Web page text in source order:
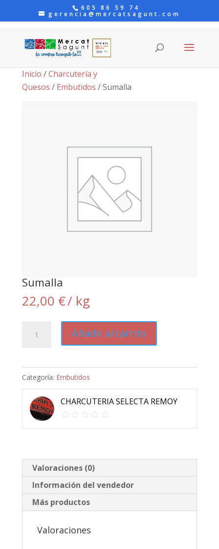
605 86 59 74
gerencia@mercatsagunt.com
Inicio /Charcutería y
Quesos / Embutidos / Sumalla
Sumalla
22,00 €/ kg
cantidad
Añadir al carrito
Categoría: Embutidos
CHARCUTERIA SELECTA REMOY
Valoraciones (0)
Información del vendedor
Más productos
Valoraciones